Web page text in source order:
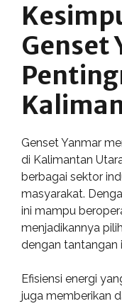
Genset
Genset Yanmar
di Kalimantan
berbagai sektor
masyarakat.
ini mampu
menjadikannya
dengan tantangan
Efisiensi energi
juga memberikan